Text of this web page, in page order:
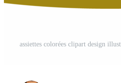
assiettes colorées clipart design